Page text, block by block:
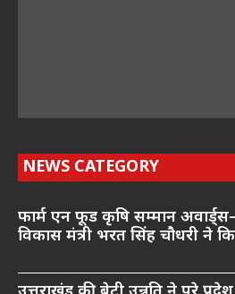
NEWS CATEGORY
फार्म एन फूड कृषि सम्मान
विकास मंत्री भरत सिंह चौधरी ने